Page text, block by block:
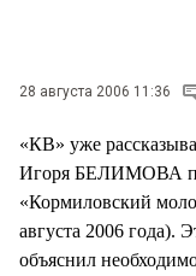
28 августа 2006 11:36
«КВ» уже
Игоря БЕЛИМОВА
«Кормиловский
августа 2006 года).
объяснил